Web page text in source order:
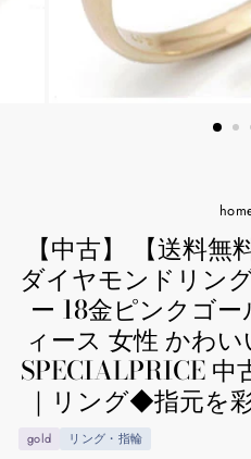
【中古】 【送料
ダイヤモンドリン
ー 18金ピンクゴ
ィース 女性 かわ
SPECIALPRICE
｜リング◆指元を
gold リング・指輪